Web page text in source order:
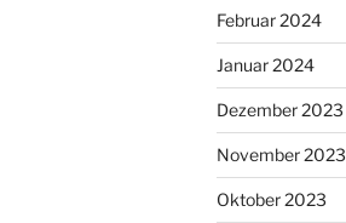
Februar 2024
Januar 2024
Dezember 2023
November 2023
Oktober 2023